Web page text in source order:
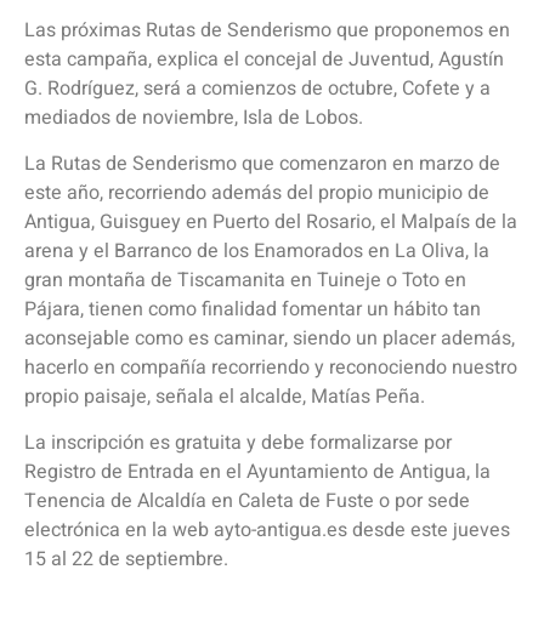
Las próximas Rutas de Senderismo que proponemos en
esta campaña, explica el concejal de Juventud, Agustín
G. Rodríguez, será a comienzos de octubre, Cofete y a
mediados de noviembre, Isla de Lobos.
La Rutas de Senderismo que comenzaron en marzo de
este año, recorriendo además del propio municipio de
Antigua, Guisguey en Puerto del Rosario, el Malpaís de la
arena y el Barranco de los Enamorados en La Oliva, la
gran montaña de Tiscamanita en Tuineje o Toto en
Pájara, tienen como finalidad fomentar un hábito tan
aconsejable como es caminar, siendo un placer además,
hacerlo en compañía recorriendo y reconociendo nuestro
propio paisaje, señala el alcalde, Matías Peña.
La inscripción es gratuita y debe formalizarse por
Registro de Entrada en el Ayuntamiento de Antigua, la
Tenencia de Alcaldía en Caleta de Fuste o por sede
electrónica en la web ayto-antigua.es desde este jueves
15 al 22 de septiembre.